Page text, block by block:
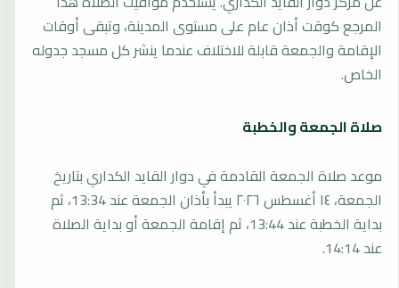
المرجع كوقت أذان عام على مستوى المدينة، وتبقى أوقات
الإقامة والجمعة قابلة للاختلاف عندما ينشر كل مسجد جدوله
الخاص.
صلاة الجمعة والخطبة
موعد صلاة الجمعة القادمة في دوار القايد الكداري بتاريخ
الجمعة، ١٤ أغسطس ٢٠٢٦ يبدأ بأذان الجمعة عند 13:34، ثم
بداية الخطبة عند 13:44، ثم إقامة الجمعة أو بداية الصلاة
عند 14:14.